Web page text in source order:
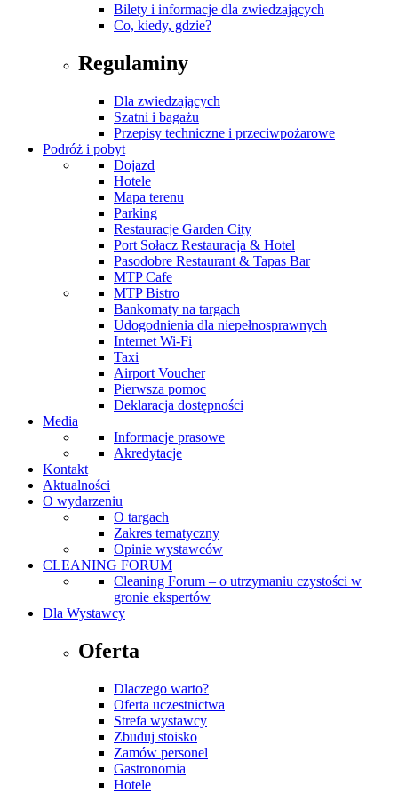
Bilety i informacje dla zwiedzających
Co, kiedy, gdzie?
Regulaminy
Dla zwiedzających
Szatni i bagażu
Przepisy techniczne i przeciwpożarowe
Podróż i pobyt
Dojazd
Hotele
Mapa terenu
Parking
Restauracje Garden City
Port Sołacz Restauracja & Hotel
Pasodobre Restaurant & Tapas Bar
MTP Cafe
MTP Bistro
Bankomaty na targach
Udogodnienia dla niepełnosprawnych
Internet Wi-Fi
Taxi
Airport Voucher
Pierwsza pomoc
Deklaracja dostępności
Media
Informacje prasowe
Akredytacje
Kontakt
Aktualności
O wydarzeniu
O targach
Zakres tematyczny
Opinie wystawców
CLEANING FORUM
Cleaning Forum – o utrzymaniu czystości w
gronie ekspertów
Dla Wystawcy
Oferta
Dlaczego warto?
Oferta uczestnictwa
Strefa wystawcy
Zbuduj stoisko
Zamów personel
Gastronomia
Hotele